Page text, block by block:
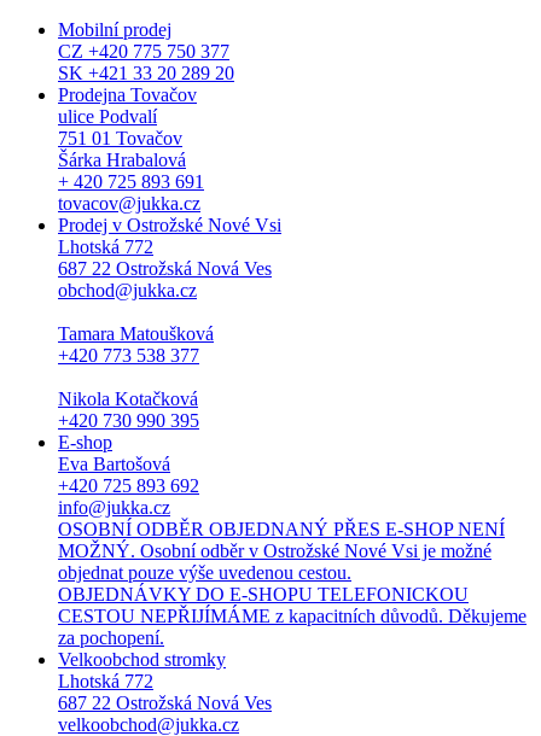
Mobilní prodej
CZ +420 775 750 377
SK +421 33 20 289 20
Prodejna Tovačov
ulice Podvalí
751 01 Tovačov
Šárka Hrabalová
+ 420 725 893 691
tovacov@jukka.cz
Prodej v Ostrožské Nové Vsi
Lhotská 772
687 22 Ostrožská Nová Ves
obchod@jukka.cz
Tamara Matoušková
+420 773 538 377
Nikola Kotačková
+420 730 990 395
E-shop
Eva Bartošová
+420 725 893 692
info@jukka.cz
OSOBNÍ ODBĚR OBJEDNANÝ PŘES E-SHOP NENÍ
MOŽNÝ. Osobní odběr v Ostrožské Nové Vsi je možné
objednat pouze výše uvedenou cestou.
OBJEDNÁVKY DO E-SHOPU TELEFONICKOU
CESTOU NEPŘIJÍMÁME z kapacitních důvodů. Děkujeme
za pochopení.
Velkoobchod stromky
Lhotská 772
687 22 Ostrožská Nová Ves
velkoobchod@jukka.cz